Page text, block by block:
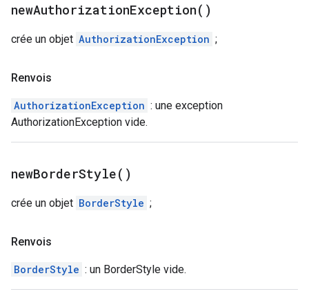
newAuthorizationException( )
crée un objet AuthorizationException ;
Renvois
AuthorizationException : une exception
AuthorizationException vide.
newBorderStyle( )
crée un objet BorderStyle ;
Renvois
BorderStyle : un BorderStyle vide.